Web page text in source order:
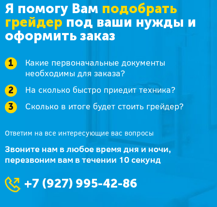
Я помогу Вам подобрать
грейдер под ваши нужды и
оформить заказ
Какие первоначальные документы
необходимы для заказа?
На сколько быстро приедит техника?
Сколько в итоге будет стоить грейдер?
Ответим на все интересующие вас вопросы
Звоните нам в любое время дня и ночи,
перезвоним вам в течении 10 секунд
+7 (927) 995-42-86